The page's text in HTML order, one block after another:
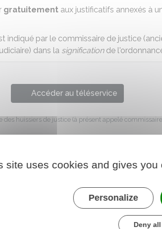
gratuitement aux justificatifs annexés à
indiqué par le commissaire de justice
dans la significationde
Accéder au téléservice
des huissiers de justice (à présent appelé
site uses cookies and gives
Personalize
Deny